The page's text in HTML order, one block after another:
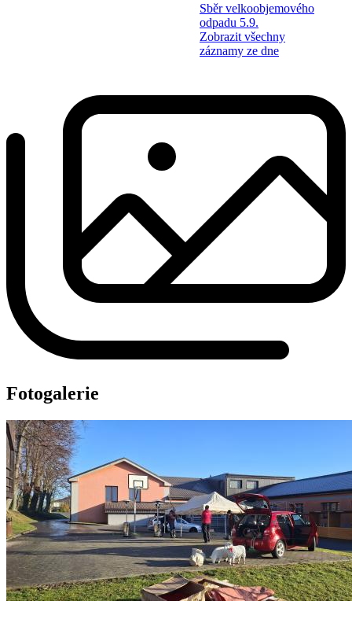
Sběr velkoobjemového
odpadu 5.9.
Zobrazit všechny
záznamy ze dne
Fotogalerie